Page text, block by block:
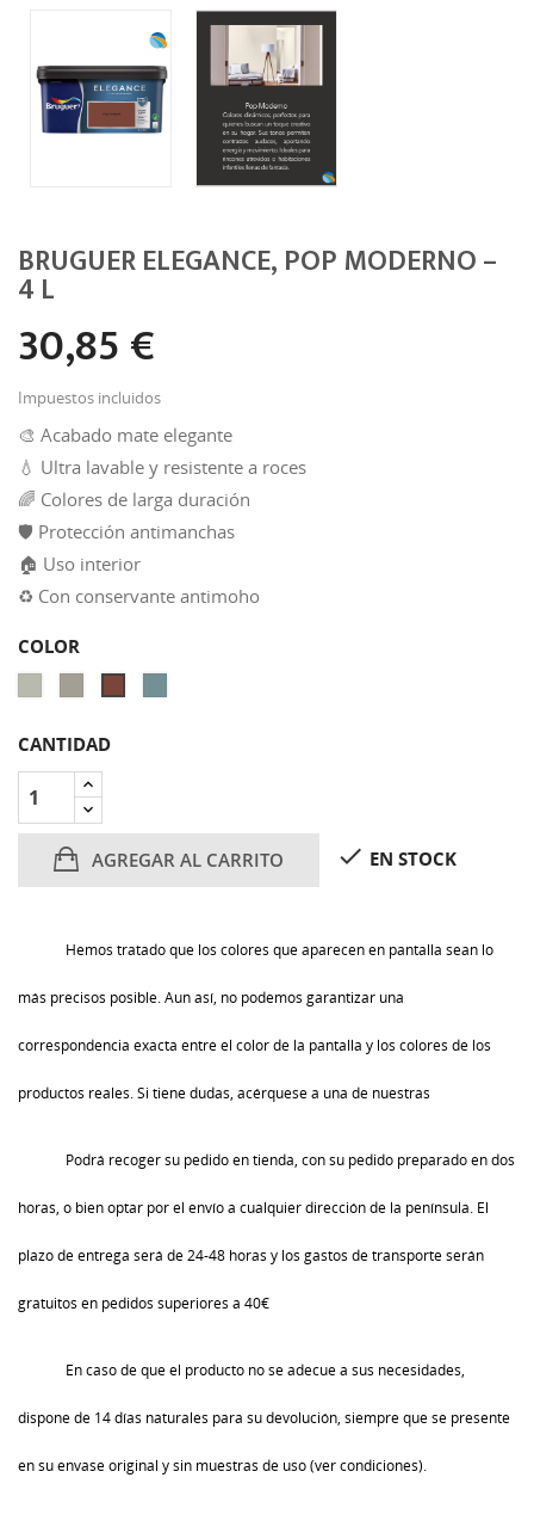
BRUGUER ELEGANCE, POP MODERNO –
4 L
30,85 €
Impuestos incluidos
🎨 Acabado mate elegante
💧 Ultra lavable y resistente a roces
🌈 Colores de larga duración
🛡️ Protección antimanchas
🏠 Uso interior
♻ Con conservante antimoho
COLOR
ROTO
ROSA
BOHOAMAPOLA
AQUA
CANTIDAD
AGREGAR AL CARRITO  EN STOCK
Hemos tratado que los colores que aparecen en pantalla sean lo
más precisos posible. Aun así, no podemos garantizar una
correspondencia exacta entre el color de la pantalla y los colores de los
productos reales. Si tiene dudas, acérquese a una de nuestras
Podrá recoger su pedido en tienda, con su pedido preparado en dos
horas, o bien optar por el envío a cualquier dirección de la península. El
plazo de entrega será de 24-48 horas y los gastos de transporte serán
gratuitos en pedidos superiores a 40€
En caso de que el producto no se adecue a sus necesidades,
dispone de 14 días naturales para su devolución, siempre que se presente
en su envase original y sin muestras de uso (ver condiciones).